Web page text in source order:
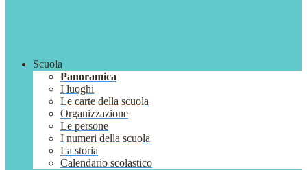
Scuola
Panoramica
I luoghi
Le carte della scuola
Organizzazione
Le persone
I numeri della scuola
La storia
Calendario scolastico